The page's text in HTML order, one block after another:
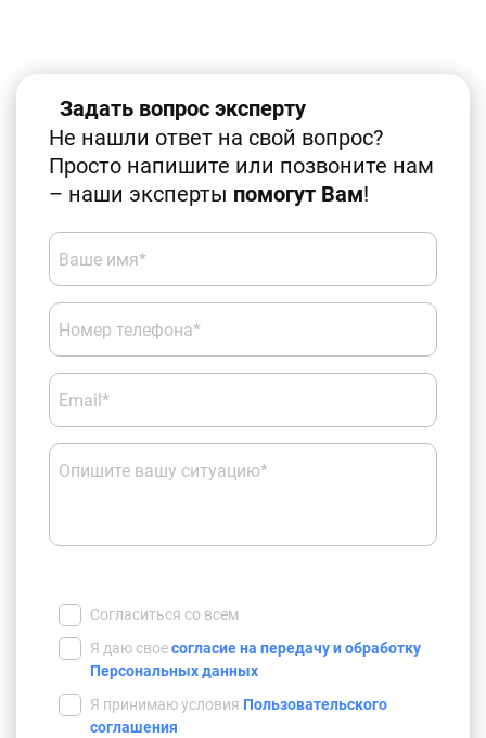
Задать вопрос эксперту
Не нашли ответ на свой вопрос?
Просто напишите или позвоните нам
– наши эксперты помогут Вам!
Ваше имя*
Номер телефона*
Email*
Опишите вашу ситуацию*
Согласиться со всем
Я даю своесогласие на передачу и обработку
Персональных данных
Я принимаю условия Пользовательского
соглашения